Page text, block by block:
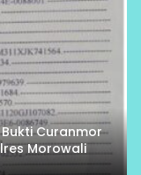
Curanmor
Morowali